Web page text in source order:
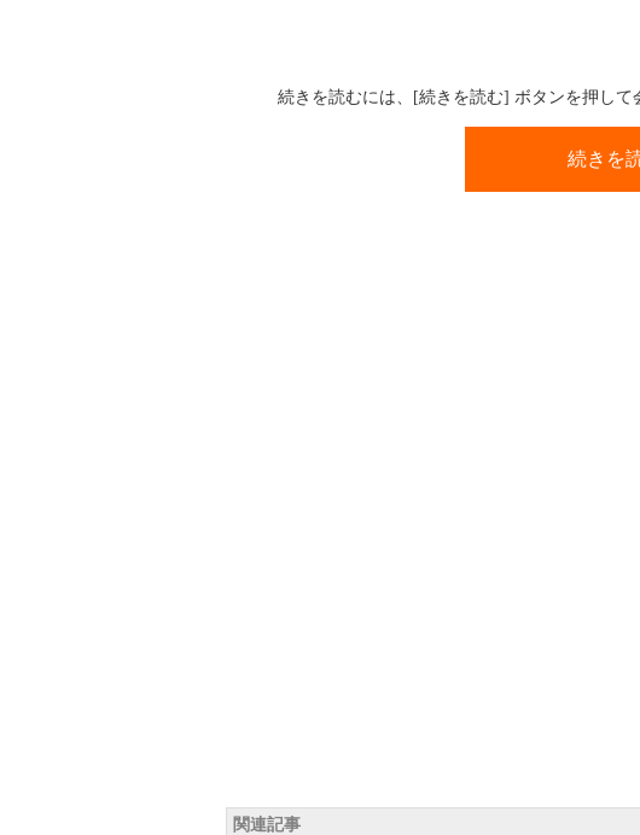
続きを読むには、[続きを読む] ボタンを押して
続きを
関連記事